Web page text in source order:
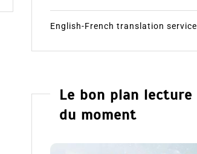
English-French translation service
Le bon plan lecture
du moment